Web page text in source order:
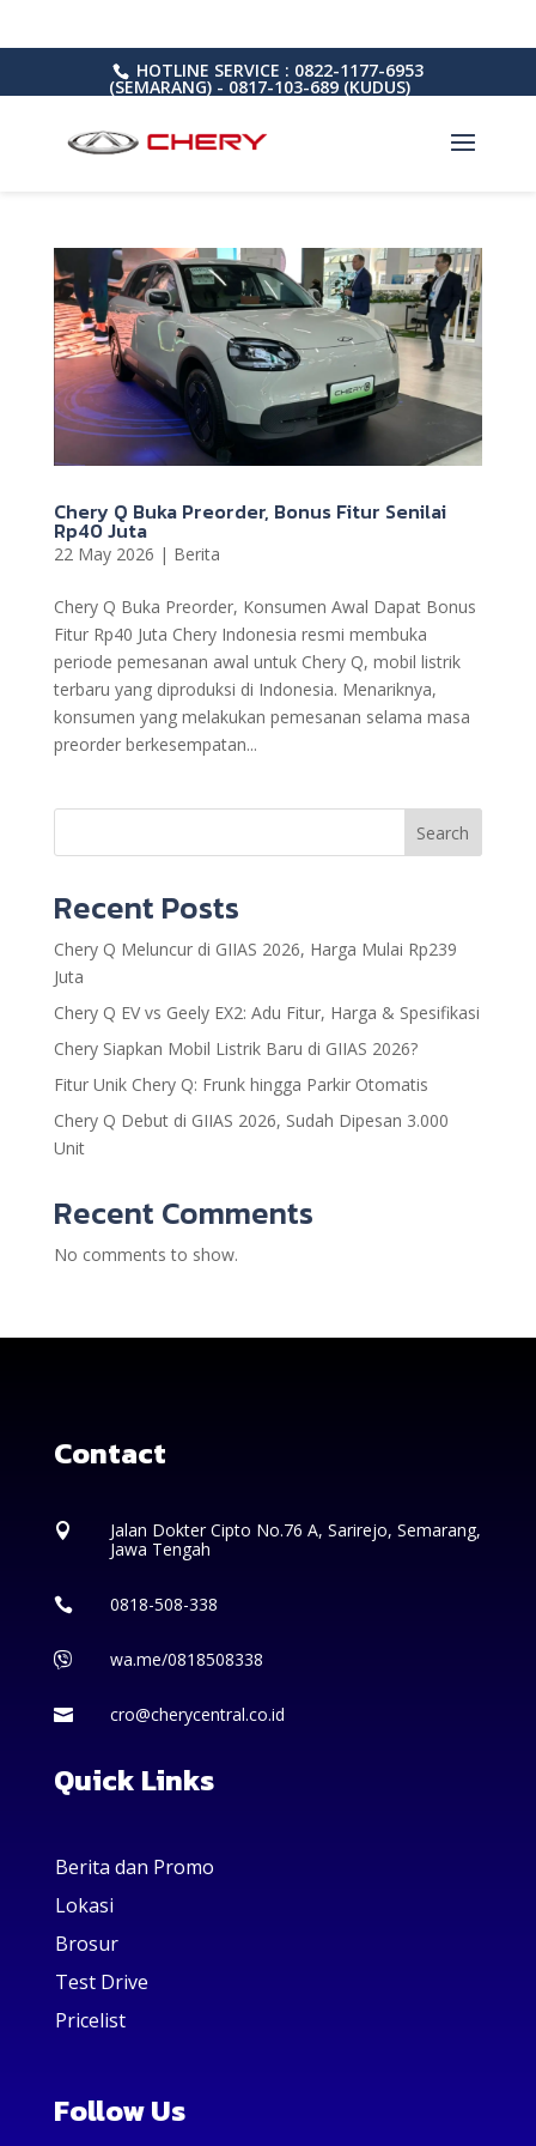
HOTLINE SERVICE : 0822-1177-6953
(SEMARANG) - 0817-103-689 (KUDUS)
Chery Q Buka Preorder, Bonus Fitur Senilai
Rp40 Juta
22 May 2026 | Berita
Chery Q Buka Preorder, Konsumen Awal Dapat Bonus
Fitur Rp40 Juta Chery Indonesia resmi membuka
periode pemesanan awal untuk Chery Q, mobil listrik
terbaru yang diproduksi di Indonesia. Menariknya,
konsumen yang melakukan pemesanan selama masa
preorder berkesempatan...
Search
Recent Posts
Chery Q Meluncur di GIIAS 2026, Harga Mulai Rp239
Juta
Chery Q EV vs Geely EX2: Adu Fitur, Harga & Spesifikasi
Chery Siapkan Mobil Listrik Baru di GIIAS 2026?
Fitur Unik Chery Q: Frunk hingga Parkir Otomatis
Chery Q Debut di GIIAS 2026, Sudah Dipesan 3.000
Unit
Recent Comments
No comments to show.
Contact

Jalan Dokter Cipto No.76 A, Sarirejo, Semarang,
Jawa Tengah
 0818-508-338
 wa.me/0818508338
 cro@cherycentral.co.id
Quick Links
Berita dan Promo
Lokasi
Brosur
Test Drive
Pricelist
Follow Us